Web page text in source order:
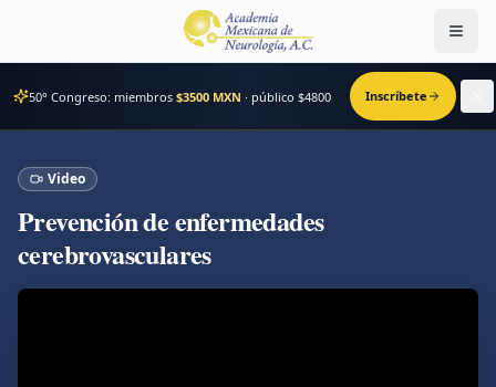
50° Congreso: miembros $3500 MXN · público $4800 Inscríbete
Video
Prevención de enfermedades
cerebrovasculares